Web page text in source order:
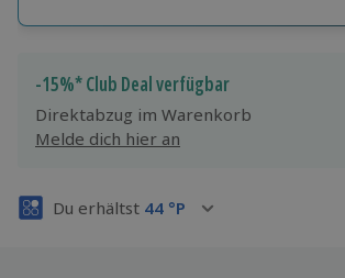
Jeder Gutschein für alle Erlebnisse einlösbar.
Maximale Sicherheit
3 Jahre gültig & verlängerbar.
-15%* Club Deal verfügbar
Direktabzug im Warenkorb
Melde dich hier an
Du erhältst 44 °P